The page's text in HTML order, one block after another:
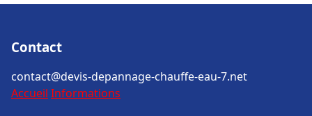
Contact
contact@devis-depannage-chauffe-eau-7.net
Accueil Informations